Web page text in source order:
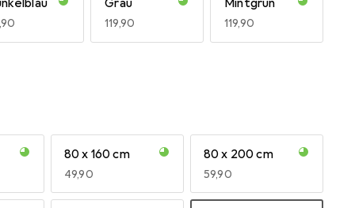
Grau
EUR
119,90
Mintgrün
EUR
119,90
EUR
119,90
Weinrot
EUR
119,90
80 x 160 cm
EUR
49,90
80 x 200 cm
EUR
59,90